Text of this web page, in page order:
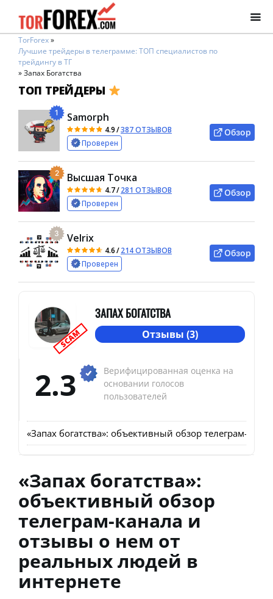
TorForex»
Лучшие трейдеры в телеграмме: ТОП специалистов по
трейдингу в ТГ
»Запах Богатства
ТОП ТРЕЙДЕРЫ
1 Samorph
4.9/387 ОТЗЫВОВ
Проверен
Обзор
2 Высшая Точка
4.7/281 ОТЗЫВОВ
Проверен
Обзор
3 Velrix
4.6/214 ОТЗЫВОВ
Проверен
Обзор
SCAM
ЗАПАХ БОГАТСТВА
Отзывы (3)
2.3
Верифицированная оценка на
основании голосов
пользователей
«Запах богатства»: объективный обзор телеграм-
«Запах богатства»:
объективный обзор
телеграм-канала и
отзывы о нем от
реальных людей в
интернете